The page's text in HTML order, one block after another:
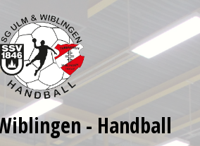
- Handball